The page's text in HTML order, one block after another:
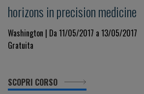
horizons in precision medicine
Washington | Da 11/05/2017 a 13/05/2017
Gratuita
SCOPRI CORSO